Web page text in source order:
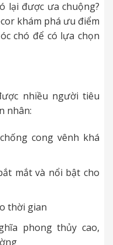
lại được ưa chuộng?
khám phá ưu điểm
chó để có lựa chọn
nhiều người tiêu
nhân:
cong vênh khá
mắt và nổi bật cho
thời gian
phong thủy cao,